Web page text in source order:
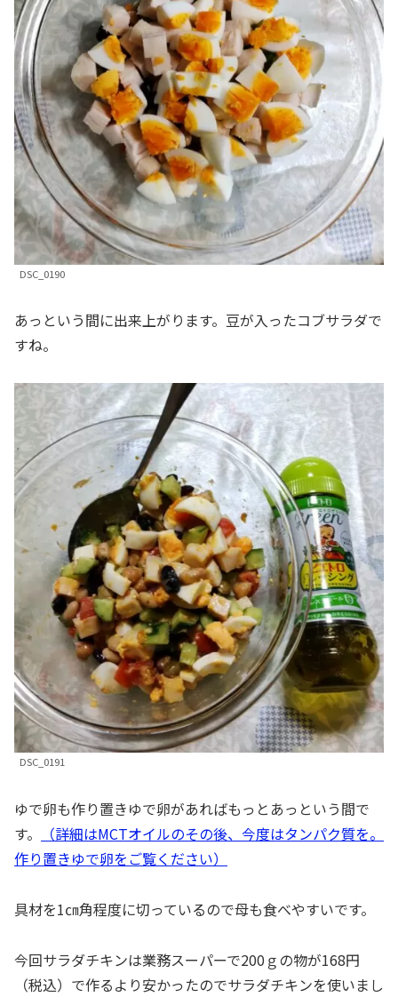
DSC_0190
あっという間に出来上がります。豆が入ったコブサラダで
すね。
DSC_0191
ゆで卵も作り置きゆで卵があればもっとあっという間で
す。
（詳細はMCTオイルのその後、今度はタンパク質を。
作り置きゆで卵をご覧ください）
具材を1㎝角程度に切っているので母も食べやすいです。
今回サラダチキンは業務スーパーで200ｇの物が168円
（税込）で作るより安かったのでサラダチキンを使いまし